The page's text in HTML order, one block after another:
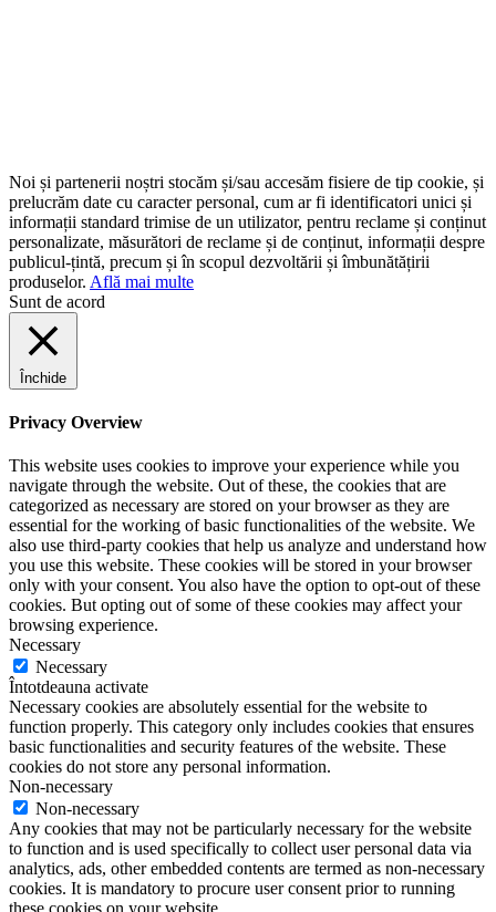
Noi și partenerii noștri stocăm și/sau accesăm fisiere de tip cookie, și
prelucrăm date cu caracter personal, cum ar fi identificatori unici și
informații standard trimise de un utilizator, pentru reclame și conținut
personalizate, măsurători de reclame și de conținut, informații despre
publicul-țintă, precum și în scopul dezvoltării și îmbunătățirii
produselor. Află mai multe
Sunt de acord
Închide
Privacy Overview
This website uses cookies to improve your experience while you
navigate through the website. Out of these, the cookies that are
categorized as necessary are stored on your browser as they are
essential for the working of basic functionalities of the website. We
also use third-party cookies that help us analyze and understand how
you use this website. These cookies will be stored in your browser
only with your consent. You also have the option to opt-out of these
cookies. But opting out of some of these cookies may affect your
browsing experience.
Necessary
Necessary
Întotdeauna activate
Necessary cookies are absolutely essential for the website to
function properly. This category only includes cookies that ensures
basic functionalities and security features of the website. These
cookies do not store any personal information.
Non-necessary
Non-necessary
Any cookies that may not be particularly necessary for the website
to function and is used specifically to collect user personal data via
analytics, ads, other embedded contents are termed as non-necessary
cookies. It is mandatory to procure user consent prior to running